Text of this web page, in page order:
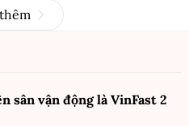
sân vận động là VinFast 2